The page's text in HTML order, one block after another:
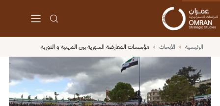
الرئيسية › الأبحاث › مؤسسات المعارضة السورية بين المهنية و الثورية